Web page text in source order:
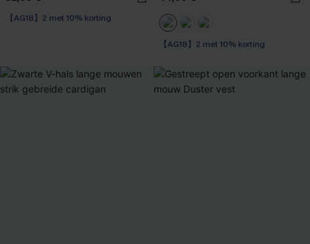
High Waist
【AG18】2 met 10% korting
High Waist